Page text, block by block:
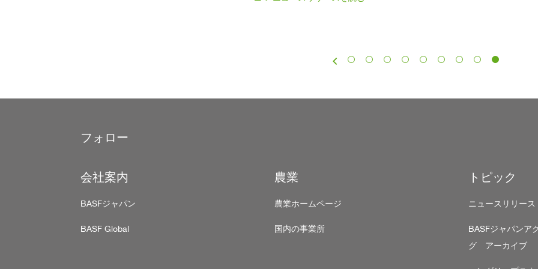
フォロー
Footer
会社案内
BASFジャパン
BASF Global
農業
農業ホームページ
国内の事業所
トピック
ニュースリリース
BASFジャパンア
グ アーカイブ